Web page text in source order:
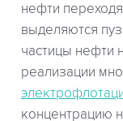
нефти
выделяются
частицы нефти
реализации
концентрацию